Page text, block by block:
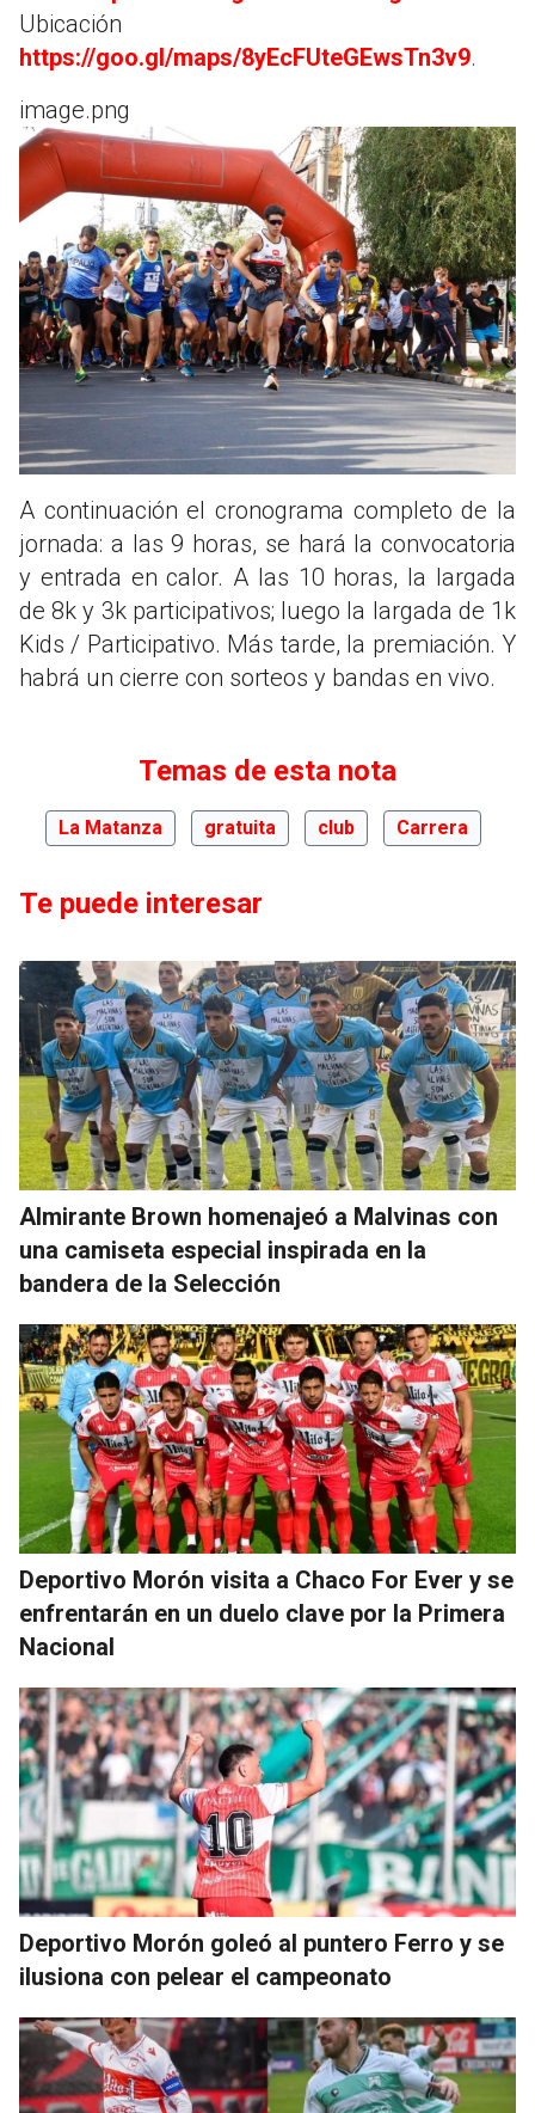
Ubicación
https://goo.gl/maps/8yEcFUteGEwsTn3v9.
image.png
A continuación el cronograma completo de la
jornada: a las 9 horas, se hará la convocatoria
y entrada en calor. A las 10 horas, la largada
de 8k y 3k participativos; luego la largada de 1k
Kids / Participativo. Más tarde, la premiación. Y
habrá un cierre con sorteos y bandas en vivo.
Temas de esta nota
La Matanza gratuita club Carrera
Te puede interesar
Almirante Brown homenajeó a Malvinas con
una camiseta especial inspirada en la
bandera de la Selección
Deportivo Morón visita a Chaco For Ever y se
enfrentarán en un duelo clave por la Primera
Nacional
Deportivo Morón goleó al puntero Ferro y se
ilusiona con pelear el campeonato